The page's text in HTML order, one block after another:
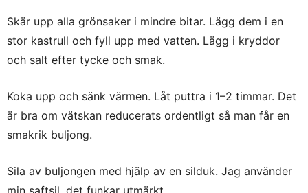
Skär upp alla grönsaker i mindre bitar. Lägg dem i en
stor kastrull och fyll upp med vatten. Lägg i kryddor
och salt efter tycke och smak.
Koka upp och sänk värmen. Låt puttra i 1–2 timmar. Det
är bra om vätskan reducerats ordentligt så man får en
smakrik buljong.
Sila av buljongen med hjälp av en silduk. Jag använder